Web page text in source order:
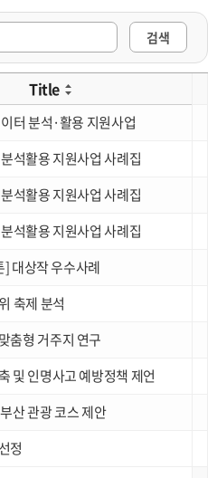
검색
Title
터 분석·활용 지원사업
석활용 지원사업 사례집
석활용 지원사업 사례집
석활용 지원사업 사례집
대상작 우수사례
축제 분석
춤형 거주지 연구
및 인명사고 예방정책 제언
산 관광 코스 제안
정